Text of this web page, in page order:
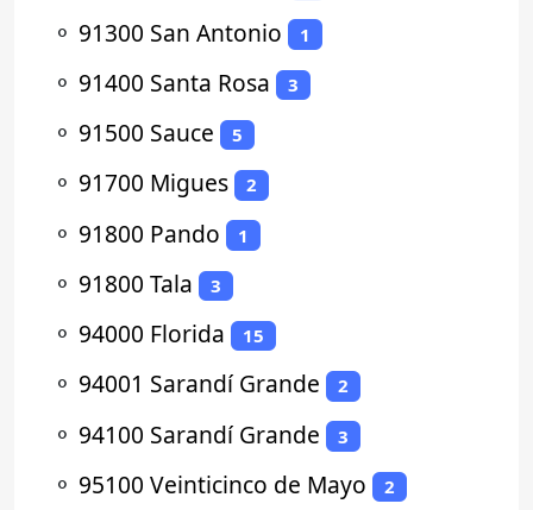
⚬ 91300 San Antonio 1
⚬ 91400 Santa Rosa 3
⚬ 91500 Sauce 5
⚬ 91700 Migues 2
⚬ 91800 Pando 1
⚬ 91800 Tala 3
⚬ 94000 Florida 15
⚬ 94001 Sarandí Grande 2
⚬ 94100 Sarandí Grande 3
⚬ 95100 Veinticinco de Mayo 2